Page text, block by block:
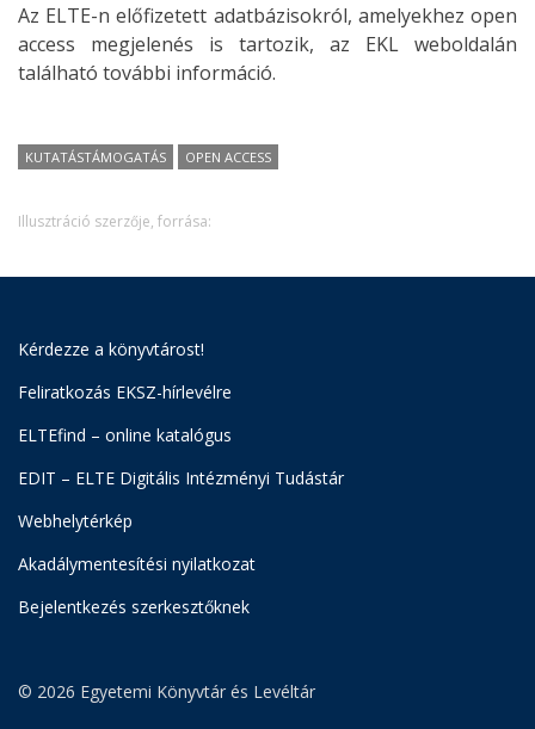
Az ELTE-n előfizetett adatbázisokról, amelyekhez open
access megjelenés is tartozik, az EKL weboldalán
található további információ.
KUTATÁSTÁMOGATÁS OPEN ACCESS
Illusztráció szerzője, forrása:
Kérdezze a könyvtárost!
Feliratkozás EKSZ-hírlevélre
ELTEfind – online katalógus
EDIT – ELTE Digitális Intézményi Tudástár
Webhelytérkép
Akadálymentesítési nyilatkozat
Bejelentkezés szerkesztőknek
© 2026 Egyetemi Könyvtár és Levéltár